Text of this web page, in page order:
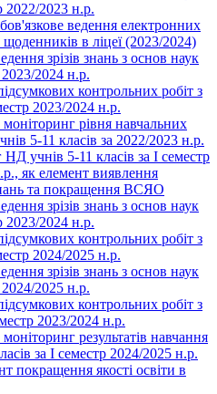
2022/2023 н.р.
ведення електронних
в ліцеї (2023/2024)
зрізів знань з основ наук
2023/2024 н.р.
контрольних робіт з
2023/2024 н.р.
рівня навчальних
5-11 класів за 2022/2023 н.р.
учнів 5-11 класів за І семестр
як елемент виявлення
та покращення ВСЯО
зрізів знань з основ наук
2023/2024 н.р.
контрольних робіт з
2024/2025 н.р.
зрізів знань з основ наук
2024/2025 н.р.
контрольних робіт з
2023/2024 н.р.
результатів навчання
за І семестр 2024/2025 н.р.
покращення якості освіти в